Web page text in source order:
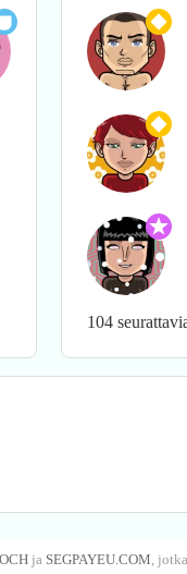
104
ja SEGPAYEU.COM,